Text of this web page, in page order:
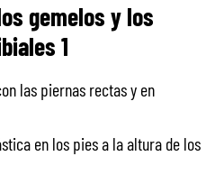
gemelos y los
1
las piernas rectas y en
en los pies a la altura de los